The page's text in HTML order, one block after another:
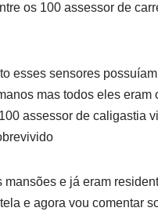
os 100 assessor de
esses sensores
mas todos eles eram
assessor de caligastia
e já eram
e agora vou comentar